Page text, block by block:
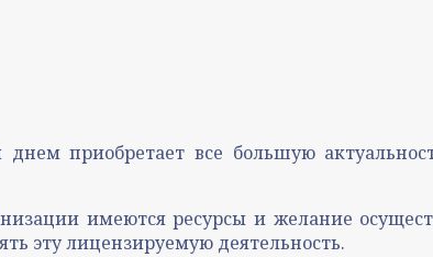
приобретает все большую
имеются ресурсы и желание
эту лицензируемую деятельность.